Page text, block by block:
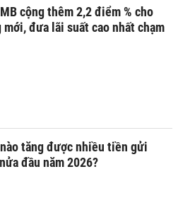
cộng thêm 2,2 điểm % cho
mới, đưa lãi suất cao nhất chạm
tăng được nhiều tiền gửi
đầu năm 2026?